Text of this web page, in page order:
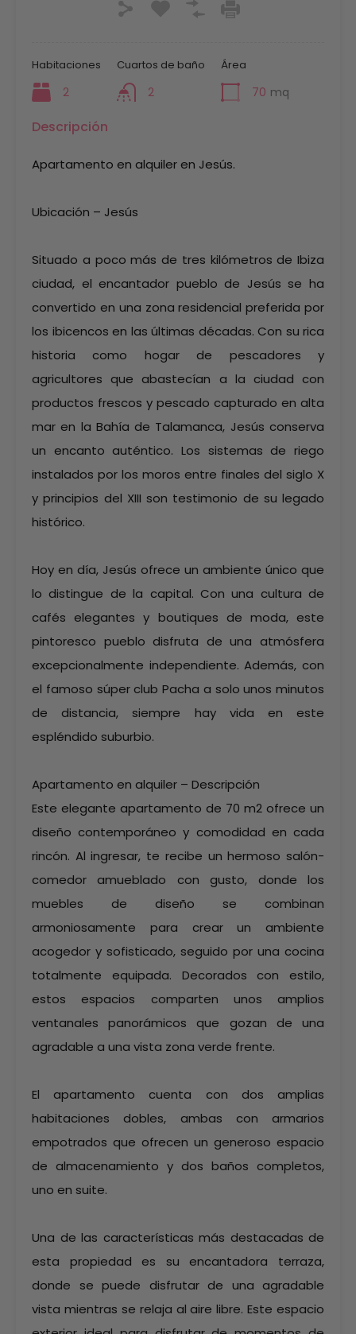
Habitaciones
2
Cuartos de baño
2
Área
70 mq
Descripción
Apartamento en alquiler en Jesús.
Ubicación – Jesús
Situado a poco más de tres kilómetros de Ibiza
ciudad, el encantador pueblo de Jesús se ha
convertido en una zona residencial preferida por
los ibicencos en las últimas décadas. Con su rica
historia como hogar de pescadores y
agricultores que abastecían a la ciudad con
productos frescos y pescado capturado en alta
mar en la Bahía de Talamanca, Jesús conserva
un encanto auténtico. Los sistemas de riego
instalados por los moros entre finales del siglo X
y principios del XIII son testimonio de su legado
histórico.
Hoy en día, Jesús ofrece un ambiente único que
lo distingue de la capital. Con una cultura de
cafés elegantes y boutiques de moda, este
pintoresco pueblo disfruta de una atmósfera
excepcionalmente independiente. Además, con
el famoso súper club Pacha a solo unos minutos
de distancia, siempre hay vida en este
espléndido suburbio.
Apartamento en alquiler – Descripción
Este elegante apartamento de 70 m2 ofrece un
diseño contemporáneo y comodidad en cada
rincón. Al ingresar, te recibe un hermoso salón-
comedor amueblado con gusto, donde los
muebles de diseño se combinan
armoniosamente para crear un ambiente
acogedor y sofisticado, seguido por una cocina
totalmente equipada. Decorados con estilo,
estos espacios comparten unos amplios
ventanales panorámicos que gozan de una
agradable a una vista zona verde frente.
El apartamento cuenta con dos amplias
habitaciones dobles, ambas con armarios
empotrados que ofrecen un generoso espacio
de almacenamiento y dos baños completos,
uno en suite.
Una de las características más destacadas de
esta propiedad es su encantadora terraza,
donde se puede disfrutar de una agradable
vista mientras se relaja al aire libre. Este espacio